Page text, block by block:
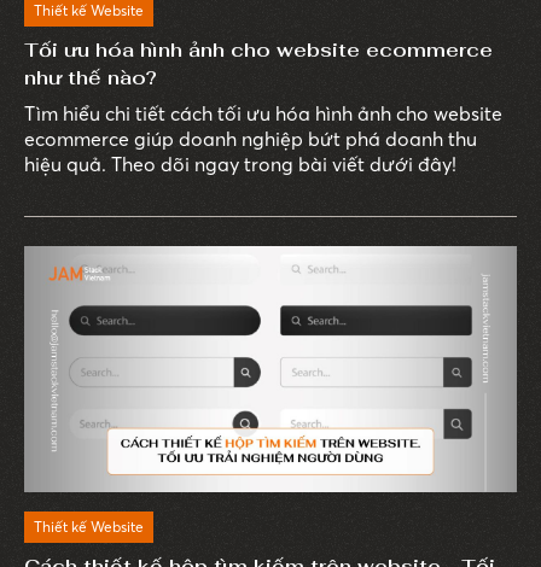
Thiết kế Website
Tối ưu hóa hình ảnh cho website ecommerce
như thế nào?
Tìm hiểu chi tiết cách tối ưu hóa hình ảnh cho website
ecommerce giúp doanh nghiệp bứt phá doanh thu
hiệu quả. Theo dõi ngay trong bài viết dưới đây!
Thiết kế Website